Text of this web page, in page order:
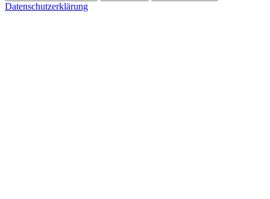
Datenschutzerklärung